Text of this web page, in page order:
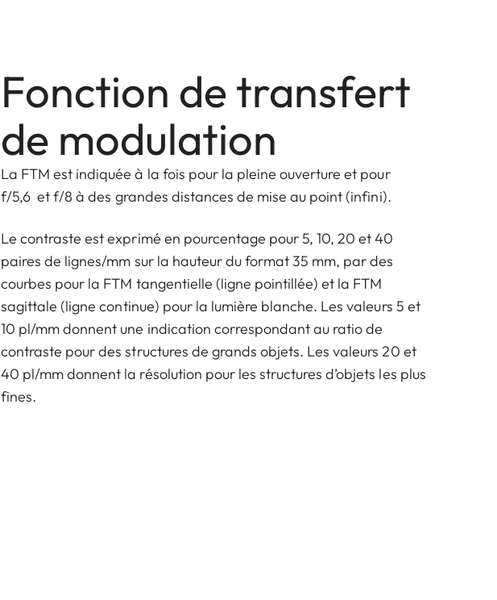
Fonction de transfert
de modulation
La FTM est indiquée à la fois pour la pleine ouverture et pour
f/5,6 et f/8 à des grandes distances de mise au point (infini).
Le contraste est exprimé en pourcentage pour 5, 10, 20 et 40
paires de lignes/mm sur la hauteur du format 35 mm, par des
courbes pour la FTM tangentielle (ligne pointillée) et la FTM
sagittale (ligne continue) pour la lumière blanche. Les valeurs 5 et
10 pl/mm donnent une indication correspondant au ratio de
contraste pour des structures de grands objets. Les valeurs 20 et
40 pl/mm donnent la résolution pour les structures d’objets les plus
fines.